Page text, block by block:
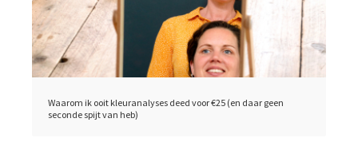
Waarom ik ooit kleuranalyses deed voor €25 (en daar geen
seconde spijt van heb)